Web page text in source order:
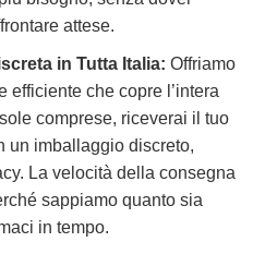
attese.
in Tutta Italia: Offriamo
efficiente che copre l’intera
comprese, riceverai il tuo
un imballaggio discreto,
La velocità della consegna
sappiamo quanto sia
in tempo.